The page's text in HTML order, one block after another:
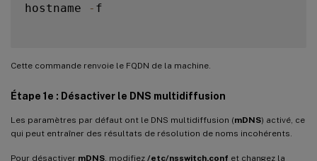
hostname - f
Cette commande renvoie le FQDN de la machine.
Étape 1e : Désactiver le DNS multidiffusion
Les paramètres par défaut ont le DNS multidiffusion (mDNS) activé, ce
qui peut entraîner des résultats de résolution de noms incohérents.
Pour désactiver mDNS , modifiez /etc/nsswitch.conf et changez la